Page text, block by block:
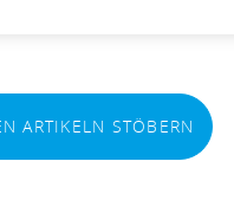
ARTIKELN STÖBERN